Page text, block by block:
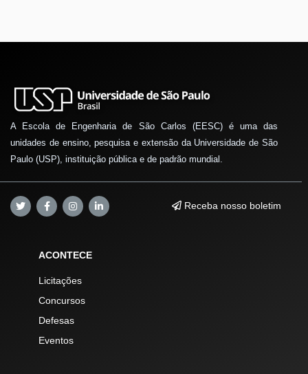
A Escola de Engenharia de São Carlos (EESC) é uma das
unidades de ensino, pesquisa e extensão da Universidade de São
Paulo (USP), instituição pública e de padrão mundial.
Receba nosso boletim
ACONTECE
Licitações
Concursos
Defesas
Eventos